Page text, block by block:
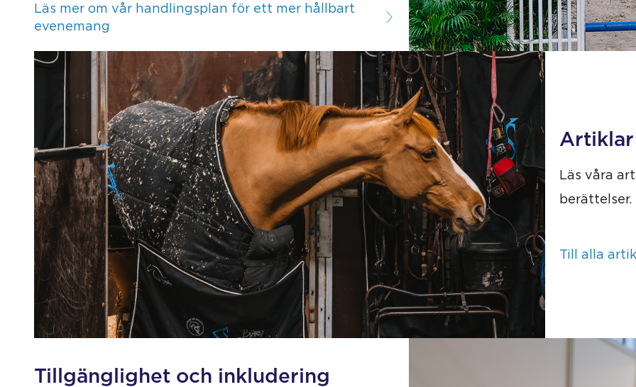
Läs mer om vår handlingsplan för ett mer hållbart
evenemang
Artiklar
Läs våra
berättelser.
Till alla
Tillgänglighet och inkludering